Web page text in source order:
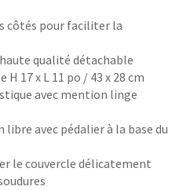
côtés pour faciliter la
haute qualité détachable
17 x L 11 po / 43 x 28 cm
avec mention linge
libre avec pédalier à la base du
le couvercle délicatement